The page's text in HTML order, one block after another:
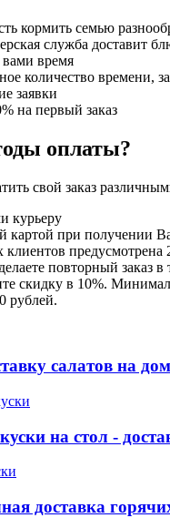
кормить семью
служба доставит
вами время
количество времени,
заявки
на первый заказ
оплаты?
свой заказ
курьеру
картой при получении
предусмотрена
повторный заказ в
скидку в 10%.
рублей.
салатов на
на стол -
доставка